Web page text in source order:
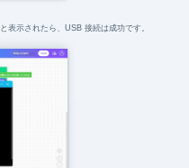
と表示されたら、USB 接続は成功です。